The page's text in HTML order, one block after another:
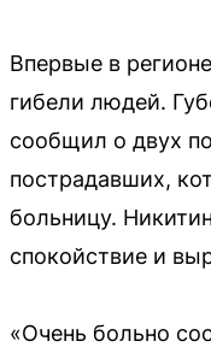
Впервые в
гибели людей.
сообщил о двух
пострадавших,
больницу.
спокойствие и
«Очень больно